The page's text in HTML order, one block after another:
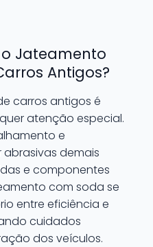
o Jateamento
Antigos?
carros antigos é
atenção especial.
e
demais
e componentes
com soda se
entre eficiência e
cuidados
dos veículos.